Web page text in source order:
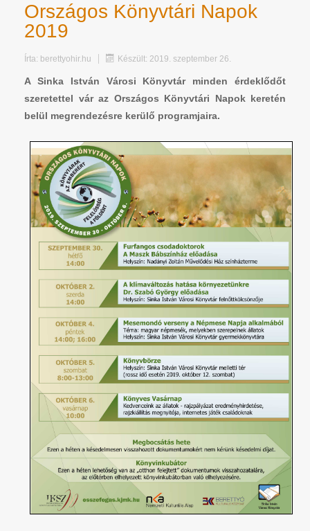
Országos Könyvtári Napok
2019
Írta: berettyohir.hu Készült: 2019. szeptember 26.
A Sinka István Városi Könyvtár minden érdeklődőt
szeretettel vár az Országos Könyvtári Napok keretén
belül megrendezésre kerülő programjaira.